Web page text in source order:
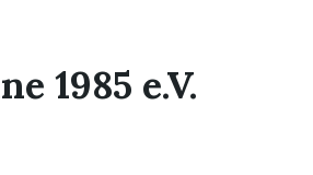
1985 e.V.